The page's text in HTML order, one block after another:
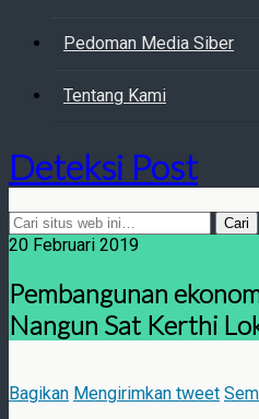
Pedoman Media Siber
Tentang Kami
Deteksi Post
20 Februari 2019
Pembangunan
Nangun Sat Kerthi
Bagikan Mengirimkan tweet